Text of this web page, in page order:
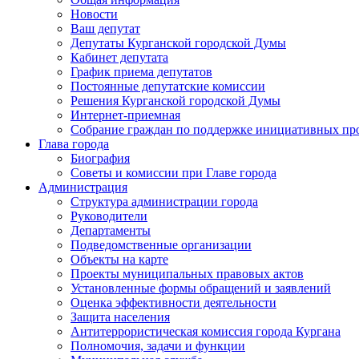
Новости
Ваш депутат
Депутаты Курганской городской Думы
Кабинет депутата
График приема депутатов
Постоянные депутатские комиссии
Решения Курганской городской Думы
Интернет-приемная
Собрание граждан по поддержке инициативных
Глава города
Биография
Советы и комиссии при Главе города
Администрация
Структура администрации города
Руководители
Департаменты
Подведомственные организации
Объекты на карте
Проекты муниципальных правовых актов
Установленные формы обращений и заявлений
Оценка эффективности деятельности
Защита населения
Антитеррористическая комиссия города Кургана
Полномочия, задачи и функции